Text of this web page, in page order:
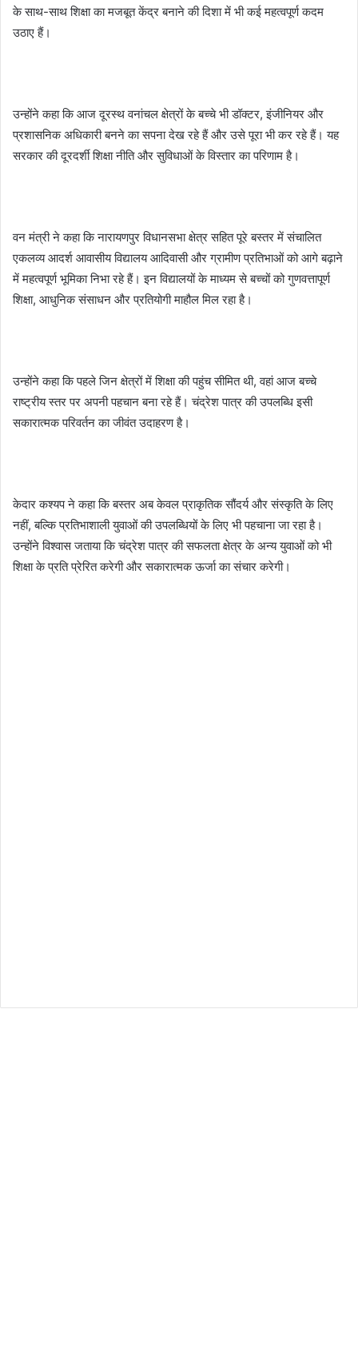
के साथ-साथ शिक्षा का मजबूत केंद्र बनाने की दिशा में भी कई महत्वपूर्ण कदम
उठाए हैं।
उन्होंने कहा कि आज दूरस्थ वनांचल क्षेत्रों के बच्चे भी डॉक्टर, इंजीनियर और
प्रशासनिक अधिकारी बनने का सपना देख रहे हैं और उसे पूरा भी कर रहे हैं। यह
सरकार की दूरदर्शी शिक्षा नीति और सुविधाओं के विस्तार का परिणाम है।
वन मंत्री ने कहा कि नारायणपुर विधानसभा क्षेत्र सहित पूरे बस्तर में संचालित
एकलव्य आदर्श आवासीय विद्यालय आदिवासी और ग्रामीण प्रतिभाओं को आगे बढ़ाने
में महत्वपूर्ण भूमिका निभा रहे हैं। इन विद्यालयों के माध्यम से बच्चों को गुणवत्तापूर्ण
शिक्षा, आधुनिक संसाधन और प्रतियोगी माहौल मिल रहा है।
उन्होंने कहा कि पहले जिन क्षेत्रों में शिक्षा की पहुंच सीमित थी, वहां आज बच्चे
राष्ट्रीय स्तर पर अपनी पहचान बना रहे हैं। चंद्रेश पात्र की उपलब्धि इसी
सकारात्मक परिवर्तन का जीवंत उदाहरण है।
केदार कश्यप ने कहा कि बस्तर अब केवल प्राकृतिक सौंदर्य और संस्कृति के लिए
नहीं, बल्कि प्रतिभाशाली युवाओं की उपलब्धियों के लिए भी पहचाना जा रहा है।
उन्होंने विश्वास जताया कि चंद्रेश पात्र की सफलता क्षेत्र के अन्य युवाओं को भी
शिक्षा के प्रति प्रेरित करेगी और सकारात्मक ऊर्जा का संचार करेगी।